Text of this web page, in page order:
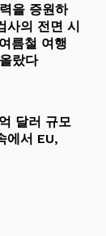
을 증원하
사의 전면 시
름철 여행
랐다
달러 규모
에서 EU,